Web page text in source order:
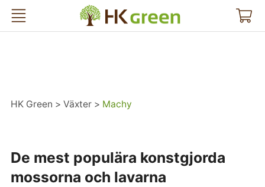
HK Green
HK Green Växter Machy
De mest populära konstgjorda
mossorna och lavarna